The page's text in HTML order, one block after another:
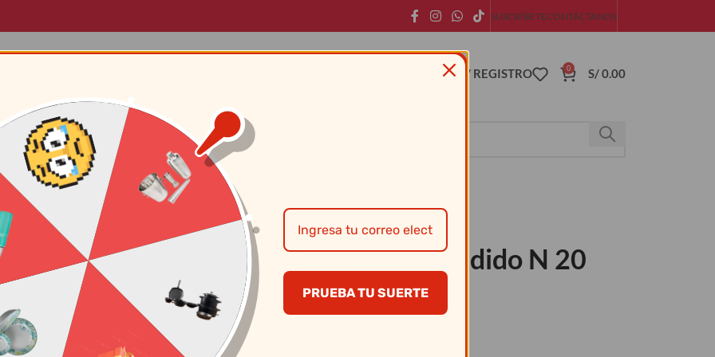
SUSCRÍBETECONTÁCTANOS
ACCESO / REGISTRO 0 S/0.00
Record – Sarten Hierro Fundido N 20
1226200000
S/69.50
PRUEBA TU SUERTE